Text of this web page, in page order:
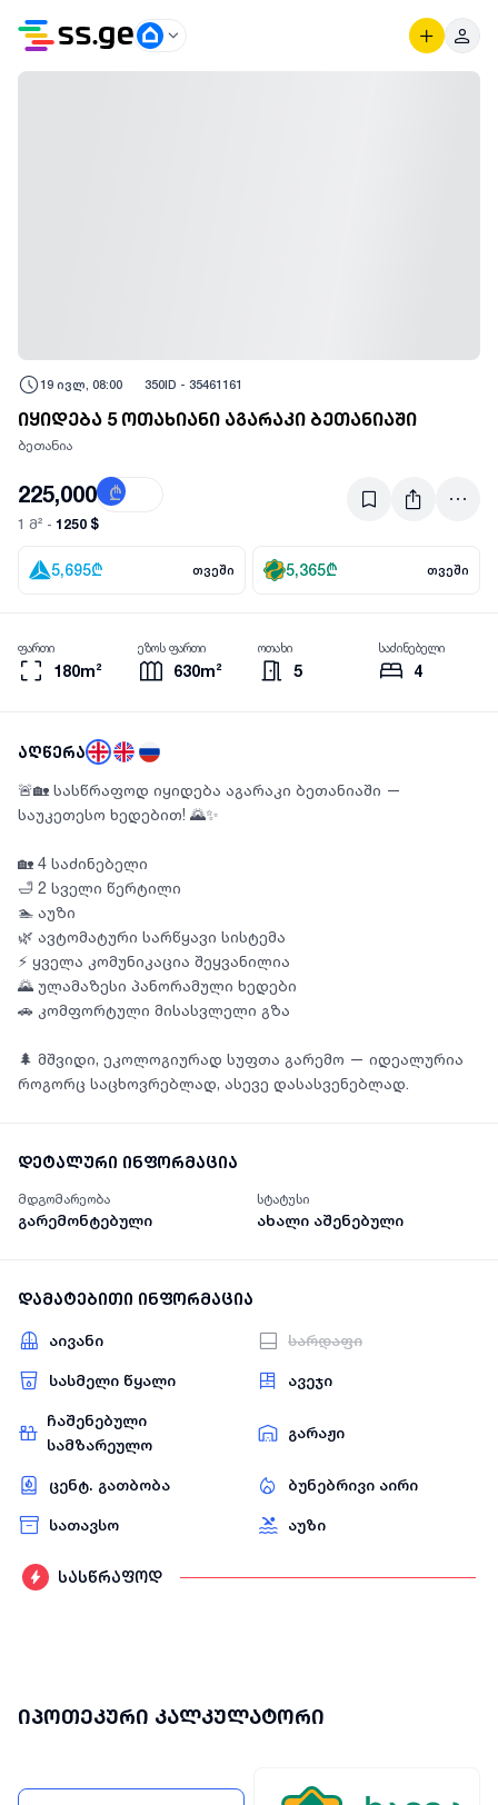
19 ივლ, 08:00 350ID - 35461161
იყიდება 5 ოთახიანი აგარაკი ბეთანიაში
ბეთანია
225,000 ₾
1 მ² - 1250 $
5,695₾ თვეში 5,365₾ თვეში
180m²
ფართი
630m²
ეზოს ფართი
5
ოთახი
4
საძინებელი
აღწერა
🚨🏡 სასწრაფოდ იყიდება აგარაკი ბეთანიაში —
საუკეთესო ხედებით! 🌄✨
🏡 4 საძინებელი
🛁 2 სველი წერტილი
🏊 აუზი
🌿 ავტომატური სარწყავი სისტემა
⚡ ყველა კომუნიკაცია შეყვანილია
🌄 ულამაზესი პანორამული ხედები
🚗 კომფორტული მისასვლელი გზა
🌲 მშვიდი, ეკოლოგიურად სუფთა გარემო — იდეალურია
როგორც საცხოვრებლად, ასევე დასასვენებლად.
დეტალური ინფორმაცია
მდგომარეობა
გარემონტებული
სტატუსი
ახალი აშენებული
დამატებითი ინფორმაცია
აივანი სარდაფი
სასმელი წყალი ავეჯი
ჩაშენებული
სამზარეულო
გარაჟი
ცენტ. გათბობა ბუნებრივი აირი
სათავსო აუზი
სასწრაფოდ
იპოთეკური კალკულატორი